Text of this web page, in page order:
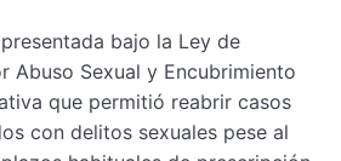
bajo la Ley de
Abuso Sexual y Encubrimiento
que permitió reabrir casos
con delitos sexuales pese al